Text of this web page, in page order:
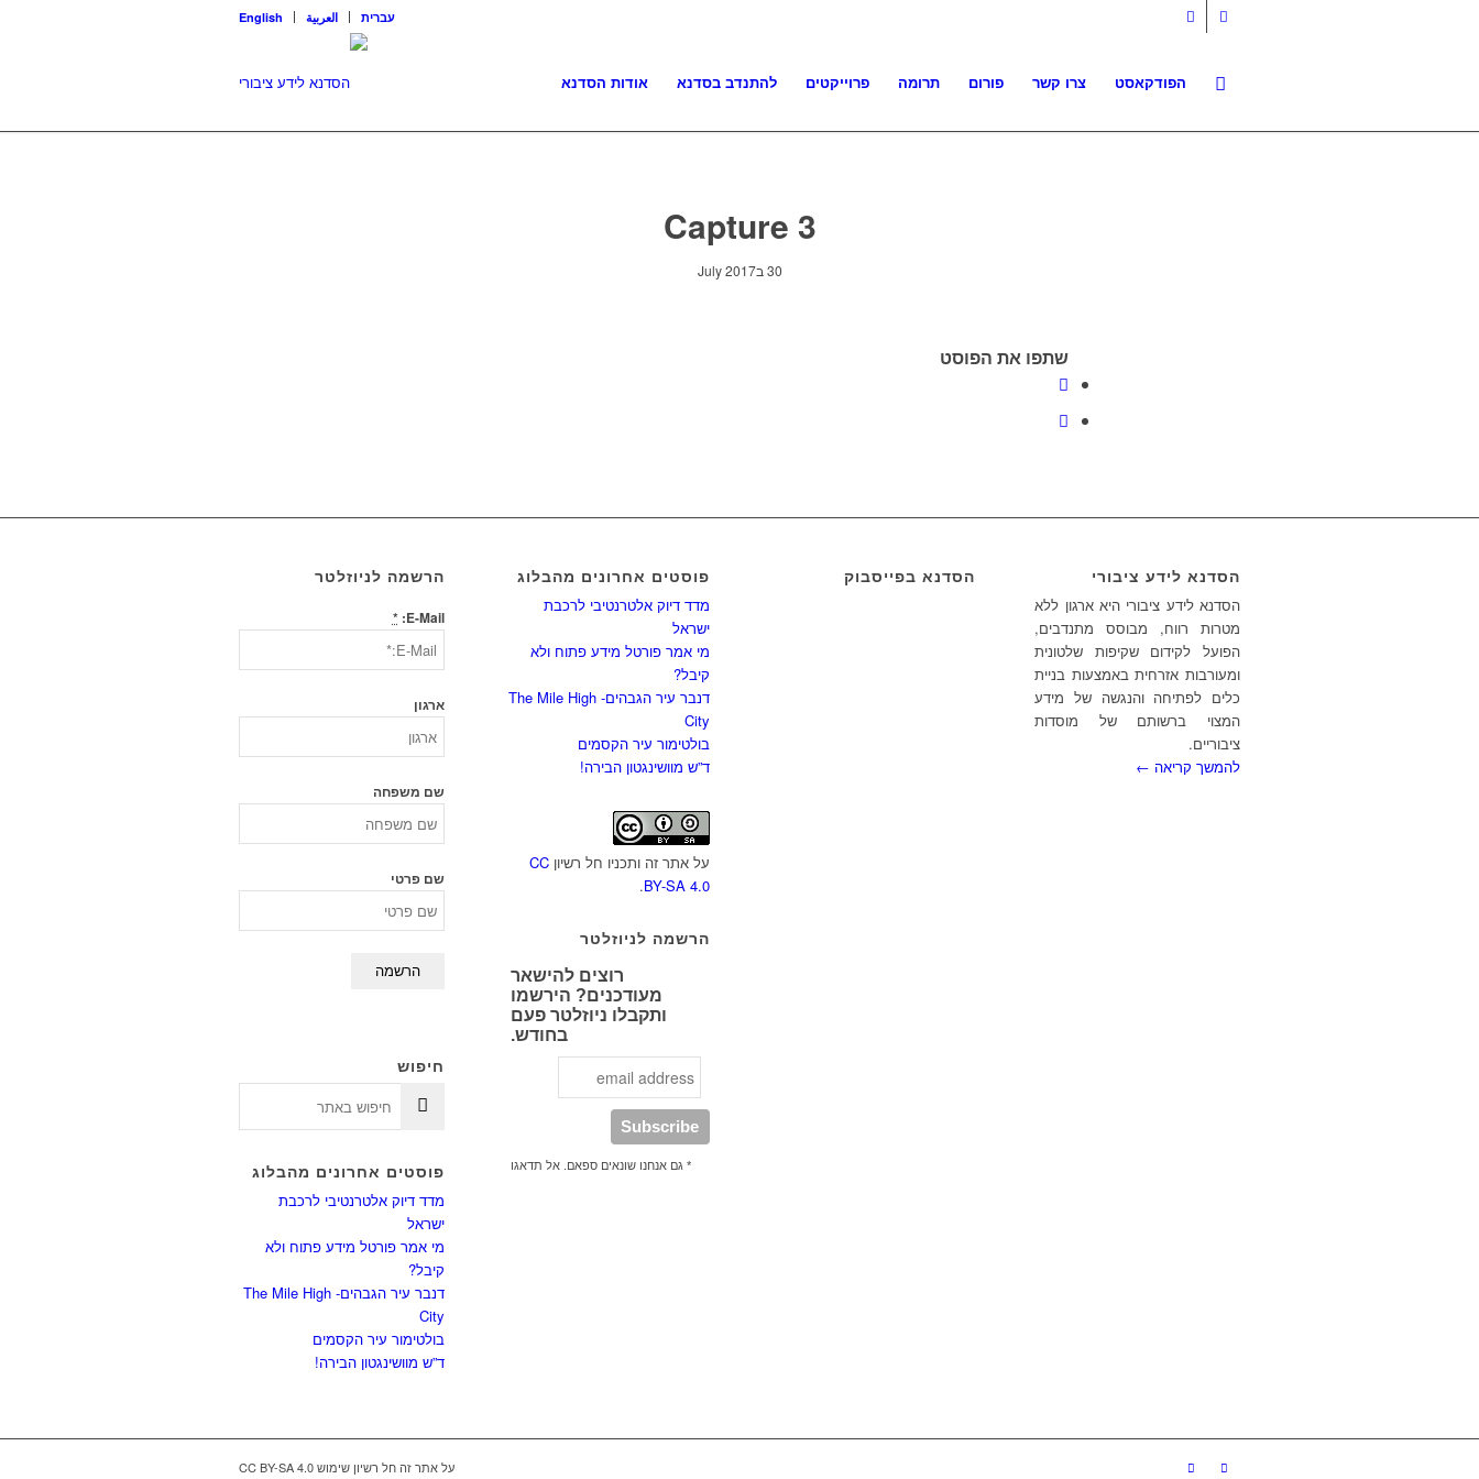
English العربية עברית
אודות הסדנא להתנדב בסדנא פרוייקטים תרומה פורום צרו קשר הפודקאסט
Capture 3
30 בJuly 2017
שתפו את הפוסט
הרשמה לניוזלטר
E-Mail:
*
ארגון
שם משפחה
שם פרטי
חיפוש
פוסטים אחרונים מהבלוג
מדד דיוק אלטרנטיבי לרכבת
ישראל
מי אמר פורטל מידע פתוח ולא
קיבל?
דנבר עיר הגבהים- The Mile High
City
בולטימור עיר הקסמים
ד”ש מוושינגטון הבירה!
פוסטים אחרונים מהבלוג
מדד דיוק אלטרנטיבי לרכבת
ישראל
מי אמר פורטל מידע פתוח ולא
קיבל?
דנבר עיר הגבהים- The Mile High
City
בולטימור עיר הקסמים
ד”ש מוושינגטון הבירה!
על אתר זה ותכניו חל רשיוןCC
BY-SA 4.0
.
הרשמה לניוזלטר
רוצים להישאר
מעודכנים? הירשמו
ותקבלו ניוזלטר פעם
בחודש.
* גם אנחנו שונאים ספאם. אל תדאגו
הסדנא בפייסבוק הסדנא לידע ציבורי
הסדנא לידע ציבורי היא ארגון ללא
מטרות רווח, מבוסס מתנדבים,
הפועל לקידום שקיפות שלטונית
ומעורבות אזרחית באמצעות בניית
כלים לפתיחה והנגשה של מידע
המצוי ברשותם של מוסדות
ציבוריים.
להמשך קריאה ←
על אתר זה חל רשיון שימוש CC BY-SA 4.0